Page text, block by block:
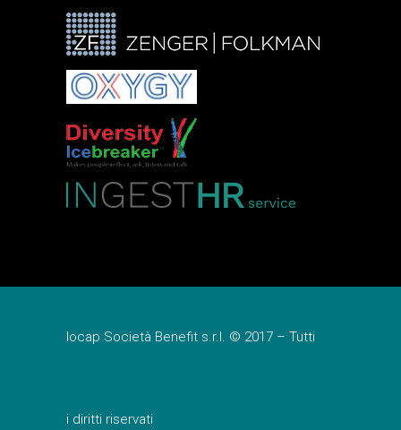
Iocap Società Benefit s.r.l. © 2017 – Tutti
i diritti riservati